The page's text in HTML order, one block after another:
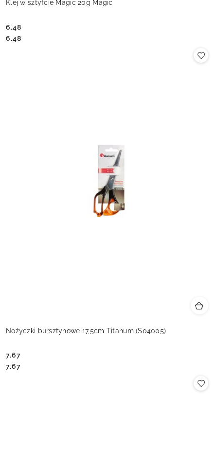
Klej w sztyfcie Magic 20g Magic
Cena:
6.48
Cena:
6.48
Nożyczki bursztynowe 17,5cm Titanum (S04005)
Cena:
7.67
Cena:
7.67